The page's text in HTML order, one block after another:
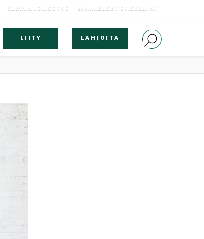
SLEYN NUORISOTYÖ EVANKELISET OPISKELIJAT
LIITY LAHJOITA